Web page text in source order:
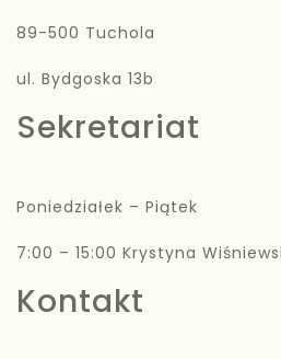
89-500 Tuchola
ul. Bydgoska 13b
Sekretariat
Poniedziałek – Piątek
7:00 – 15:00 Krystyna
Kontakt